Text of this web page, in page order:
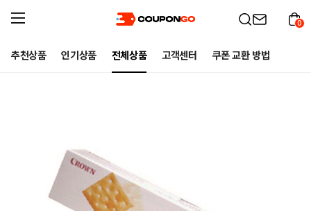
추천상품 인기상품 전체상품 고객센터 쿠폰 교환 방법
0